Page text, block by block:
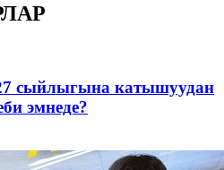
сыйлыгына катышуудан
эмнеде?